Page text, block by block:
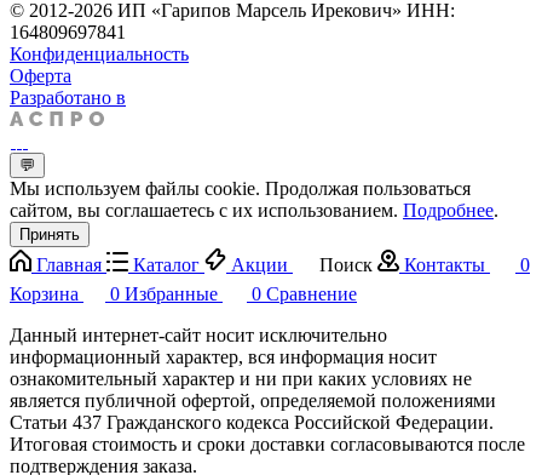
© 2012-2026 ИП «Гарипов Марсель Ирекович» ИНН:
164809697841
Конфиденциальность
Оферта
Разработано в
💬
Мы используем файлы cookie. Продолжая пользоваться
сайтом, вы соглашаетесь с их использованием. Подробнее.
Принять
Главная Каталог Акции Поиск Контакты
0
Корзина
0 Избранные 0 Сравнение
Данный интернет-сайт носит исключительно
информационный характер, вся информация носит
ознакомительный характер и ни при каких условиях не
является публичной офертой, определяемой положениями
Статьи 437 Гражданского кодекса Российской Федерации.
Итоговая стоимость и сроки доставки согласовываются после
подтверждения заказа.